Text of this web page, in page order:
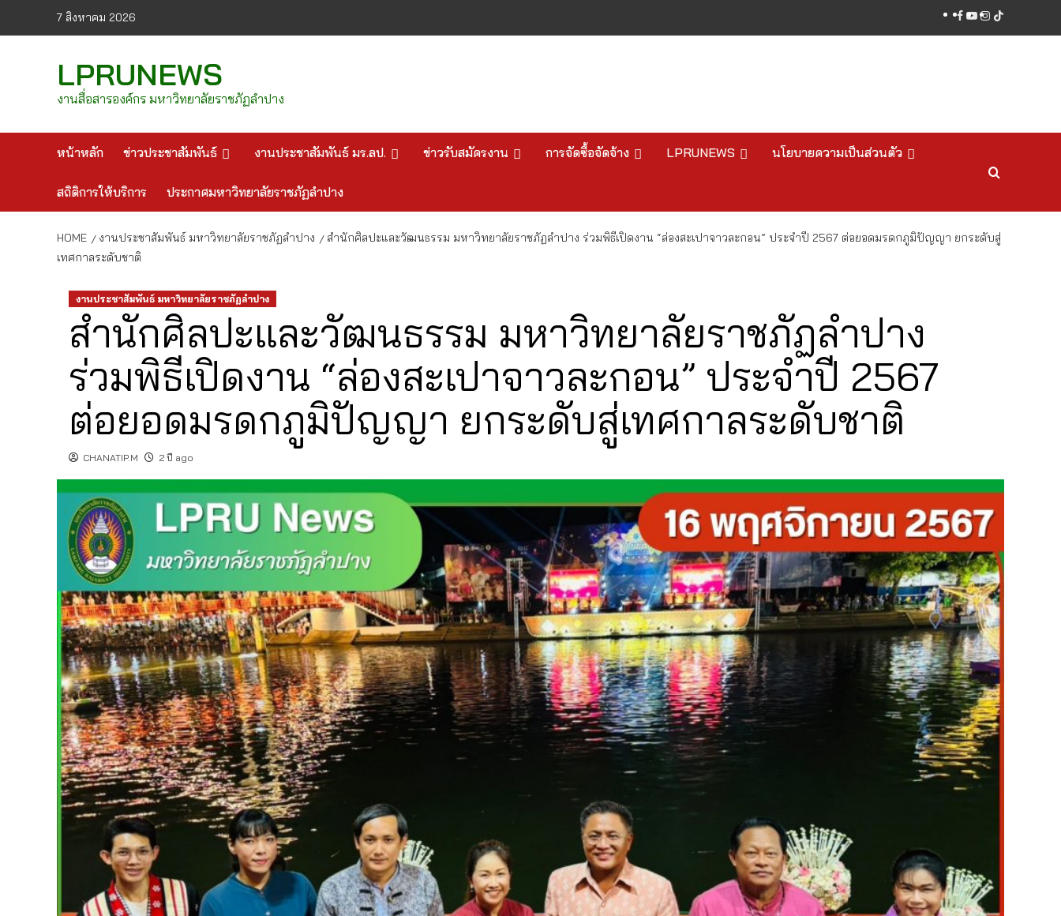
7 สิงหาคม 2026 facebook
youtube
instagram
tiktok
LPRUNEWS
งานสื่อสารองค์กร มหาวิทยาลัยราชภัฏลำปาง
หน้าหลัก ข่าวประชาสัมพันธ์ งานประชาสัมพันธ์ มร.ลป. ข่าวรับสมัครงาน การจัดซื้อจัดจ้าง LPRUNEWS นโยบายความเป็นส่วนตัว
สถิติการให้บริการ ประกาศมหาวิทยาลัยราชภัฏลำปาง
HOME งานประชาสัมพันธ์ มหาวิทยาลัยราชภัฏลำปาง
สำนักศิลปะและวัฒนธรรม มหาวิทยาลัยราชภัฏลำปาง ร่วมพิธีเปิดงาน “ล่องสะเปาจาวละกอน” ประจำปี 2567 ต่อยอดมรดกภูมิปัญญา ยกระดับสู่
เทศกาลระดับชาติ
งานประชาสัมพันธ์ มหาวิทยาลัยราชภัฏลำปาง
สำนักศิลปะและวัฒนธรรม มหาวิทยาลัยราชภัฏลำปาง
ร่วมพิธีเปิดงาน “ล่องสะเปาจาวละกอน” ประจำปี 2567
ต่อยอดมรดกภูมิปัญญา ยกระดับสู่เทศกาลระดับชาติ
CHANATIP.M 2 ปี ago